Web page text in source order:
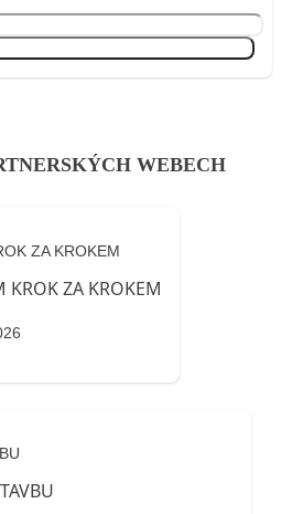
WEBECH
ZA KROKEM